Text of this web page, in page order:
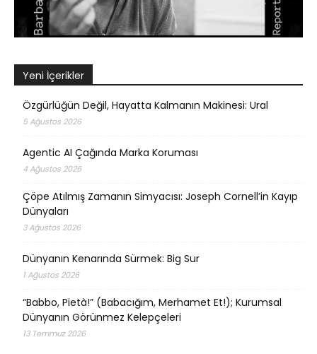
Yeni İçerikler
Özgürlüğün Değil, Hayatta Kalmanın Makinesi: Ural
5 Ağustos 2026
Agentic AI Çağında Marka Koruması
4 Ağustos 2026
Çöpe Atılmış Zamanın Simyacısı: Joseph Cornell’in Kayıp
Dünyaları
3 Ağustos 2026
Dünyanın Kenarında Sürmek: Big Sur
1 Ağustos 2026
“Babbo, Pietà!” (Babacığım, Merhamet Et!); Kurumsal
Dünyanın Görünmez Kelepçeleri
13 Temmuz 2026